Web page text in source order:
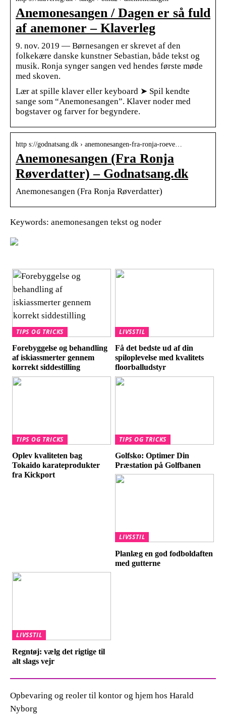
Anemonesangen / Dagen er så fuld
af anemoner – Klaverleg
9. nov. 2019 — Børnesangen er skrevet af den
folkekære danske kunstner Sebastian, både tekst og
musik. Ronja synger sangen ved hendes første møde
med skoven.
Lær at spille klaver eller keyboard ➤ Spil kendte
sange som “Anemonesangen”. Klaver noder med
bogstaver og farver for begyndere.
http s://godnatsang.dk › anemonesangen-fra-ronja-roeve…
Anemonesangen (Fra Ronja
Røverdatter) – Godnatsang.dk
Anemonesangen (Fra Ronja Røverdatter)
Keywords: anemonesangen tekst og noder
TIPS OG TRICKS
Forebyggelse og behandling
af iskiassmerter gennem
korrekt siddestilling
LIVSSTIL
Få det bedste ud af din
spiloplevelse med kvalitets
floorballudstyr
TIPS OG TRICKS
Oplev kvaliteten bag
Tokaido karateprodukter
fra Kickport
TIPS OG TRICKS
Golfsko: Optimer Din
Præstation på Golfbanen
LIVSSTIL
Planlæg en god fodboldaften
med gutterne
LIVSSTIL
Regntøj: vælg det rigtige til
alt slags vejr
Opbevaring og reoler til kontor og hjem hos Harald
Nyborg